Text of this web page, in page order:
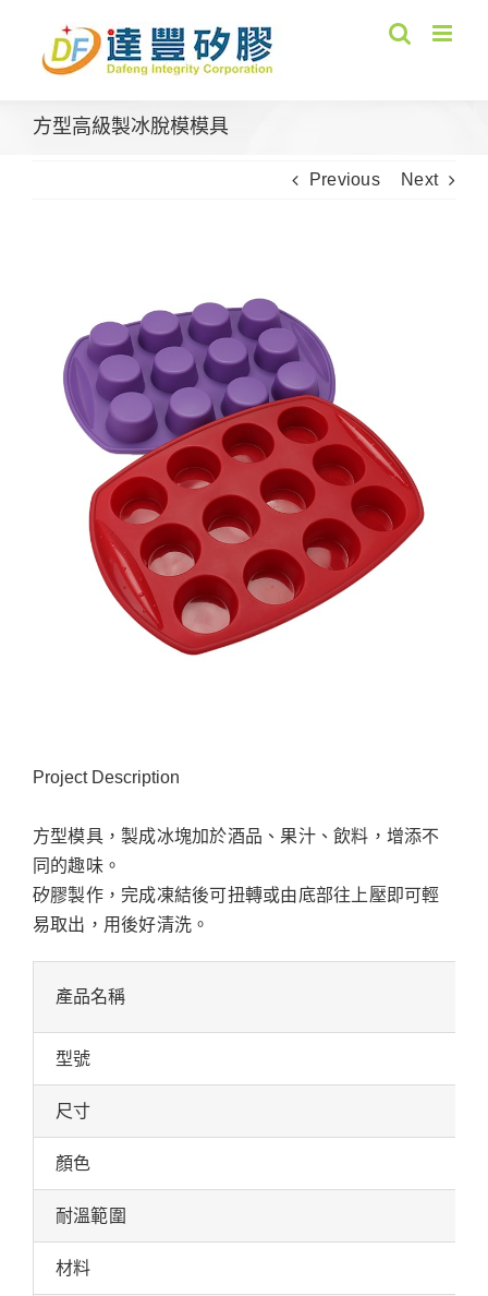
content
方型高級製冰脫模模具
Previous Next
Image
Project Description
方型模具，製成冰塊加於酒品、果汁、飲料，增添不
同的趣味。
矽膠製作，完成凍結後可扭轉或由底部往上壓即可輕
易取出，用後好清洗。
產品名稱
型號
尺寸
顏色
耐溫範圍
材料